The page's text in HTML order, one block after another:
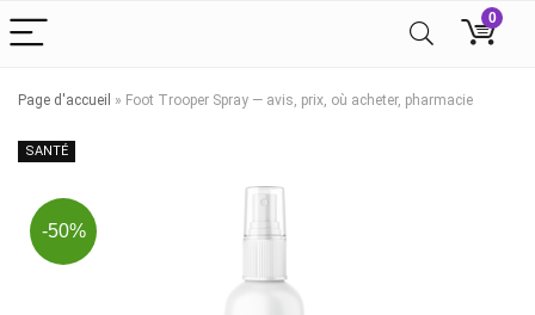
0
Page d'accueil » Foot Trooper Spray — avis, prix, où acheter, pharmacie
SANTÉ
-50%